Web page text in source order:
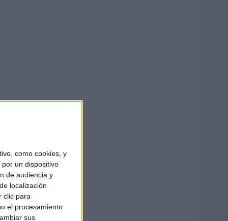
como cookies, y
un dispositivo
de audiencia y
localización
clic para
el procesamiento
sus